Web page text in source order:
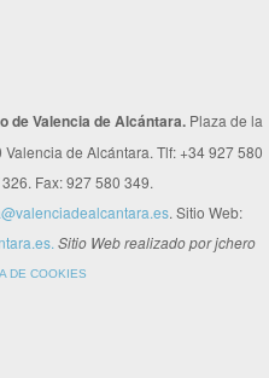
de Valencia de Alcántara. Plaza de la
de Alcántara. Tlf: +34 927 580
Fax: 927 580 349.
. Sitio Web:
Sitio Web realizado por jchero
DE COOKIES